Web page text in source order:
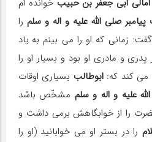
امالی ابی جعفر بن حبیب خوانده ام
پیامبر صلی الله علیه و اله و سلم را
زمانی که او را می بینم به یاد
پدری و مادری او بود و بسیار او را
می کند که:ابوطالب بسیاری اوقات
علیه و اله و سلم مشخّص باشد
را از خوابگاهش برمی داشت و
را در بستر او می خوابانید (او را